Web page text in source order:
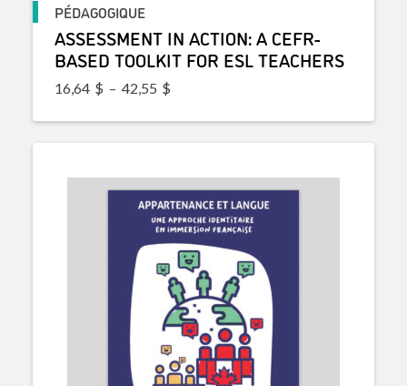
PÉDAGOGIQUE
ASSESSMENT IN ACTION: A CEFR-
BASED TOOLKIT FOR ESL TEACHERS
16,64 $ – 42,55 $